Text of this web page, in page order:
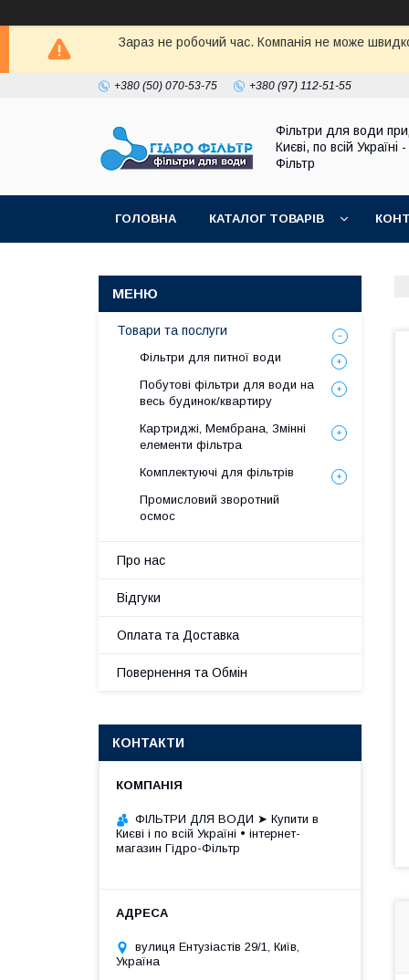
Зараз не робочий час. Компанія не може
+380 (50) 070-53-75 +380 (97) 112-51-55
Фільтри для води
Києві, по всій Україні
Фільтр
ГОЛОВНА КАТАЛОГ ТОВАРІВ
Товари та послуги
Фільтри для питної води
Побутові фільтри для води на
весь будинок/квартиру
Картриджі, Мембрана, Змінні
елементи фільтра
Комплектуючі для фільтрів
Промисловий зворотний
осмос
Про нас
Відгуки
Оплата та Доставка
Повернення та Обмін
КОНТАКТИ
ФІЛЬТРИ ДЛЯ ВОДИ ➤ Купити в
Києві і по всій Україні • інтернет-
магазин Гідро-Фільтр
вулиця Ентузіастів 29/1, Київ,
Україна